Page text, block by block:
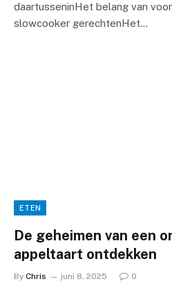
daartusseninHet belang van
slowcooker gerechtenHet…
ETEN
De geheimen van een
appeltaart ontdekken
By Chris juni 8, 2025 0